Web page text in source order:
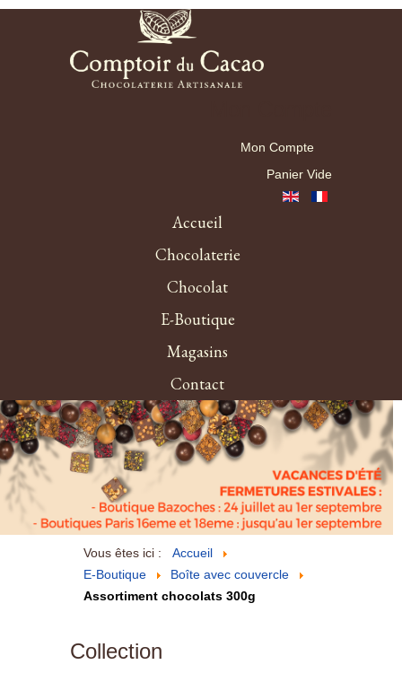
Mon Compte
Panier Vide
Accueil
Chocolaterie
Chocolat
E-Boutique
Magasins
Contact
Vous êtes ici :
Accueil
E-Boutique
Boîte avec couvercle
Assortiment chocolats 300g
Collection